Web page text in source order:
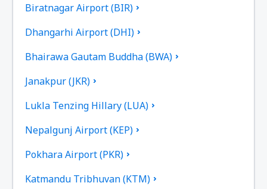
Biratnagar Airport (BIR)
Dhangarhi Airport (DHI)
Bhairawa Gautam Buddha (BWA)
Janakpur (JKR)
Lukla Tenzing Hillary (LUA)
Nepalgunj Airport (KEP)
Pokhara Airport (PKR)
Katmandu Tribhuvan (KTM)